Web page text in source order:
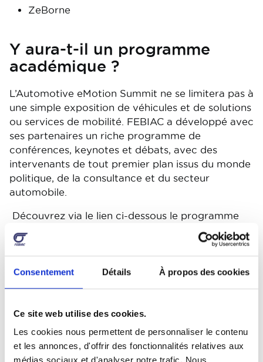
Consentement Détails À propos des cookies
Ce site web utilise des cookies.
Les cookies nous permettent de personnaliser le contenu
et les annonces, d'offrir des fonctionnalités relatives aux
ZeBorne
Y aura-t-il un programme
académique ?
L’Automotive eMotion Summit ne se limitera pas à
une simple exposition de véhicules et de solutions
ou services de mobilité. FEBIAC a développé avec
ses partenaires un riche programme de
conférences, keynotes et débats, avec des
intervenants de tout premier plan issus du monde
politique, de la consultance et du secteur
automobile.
Découvrez via le lien ci-dessous le programme
des conférences B2G et B2B du 20, 21 et 22
février (update 07/02/24) :
File Programme des conférences B2G
Quand ?
L’Automotive eMotion Summit s’étendra sur3
jours: